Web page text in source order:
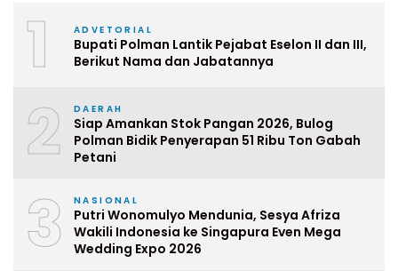
1 ADVETORIAL
Bupati Polman Lantik Pejabat Eselon II dan III,
Berikut Nama dan Jabatannya
2 DAERAH
Siap Amankan Stok Pangan 2026, Bulog
Polman Bidik Penyerapan 51 Ribu Ton Gabah
Petani
3 NASIONAL
Putri Wonomulyo Mendunia, Sesya Afriza
Wakili Indonesia ke Singapura Even Mega
Wedding Expo 2026